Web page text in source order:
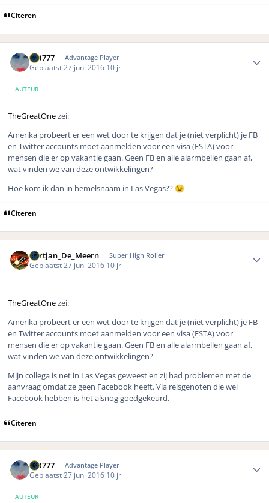
Citeren
MB777 Advantage Player
Geplaatst27 juni 2016 10 jr
AUTEUR
TheGreatOnezei:
Amerika probeert er een wet door te krijgen dat je (niet verplicht) je FB
en Twitter accounts moet aanmelden voor een visa (ESTA) voor
mensen die er op vakantie gaan. Geen FB en alle alarmbellen gaan af,
wat vinden we van deze ontwikkelingen?
Hoe kom ik dan in hemelsnaam in Las Vegas?? 😉
Citeren
Gertjan_De_Meern Super High Roller
Geplaatst 27 juni 2016 10 jr
TheGreatOnezei:
Amerika probeert er een wet door te krijgen dat je (niet verplicht) je FB
en Twitter accounts moet aanmelden voor een visa (ESTA) voor
mensen die er op vakantie gaan. Geen FB en alle alarmbellen gaan af,
wat vinden we van deze ontwikkelingen?
Mijn collega is net in Las Vegas geweest en zij had problemen met de
aanvraag omdat ze geen Facebook heeft. Via reisgenoten die wel
Facebook hebben is het alsnog goedgekeurd.
Citeren
MB777 Advantage Player
Geplaatst 27 juni 2016 10 jr
AUTEUR